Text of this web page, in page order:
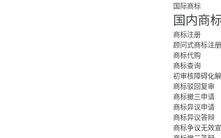
国际商标
国内商
商标注册
顾问式商标注册
商标代购
商标查询
初审核障碍化解
商标驳回复审
商标撤三申请
商标异议申请
商标异议答辩
商标争议无效